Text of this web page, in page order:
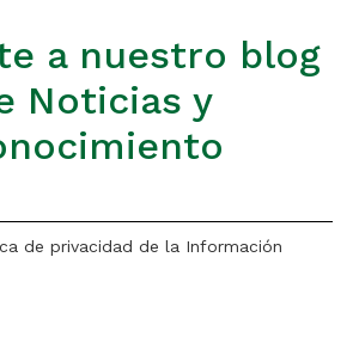
a nuestro blog
Noticias y
de privacidad de la Información